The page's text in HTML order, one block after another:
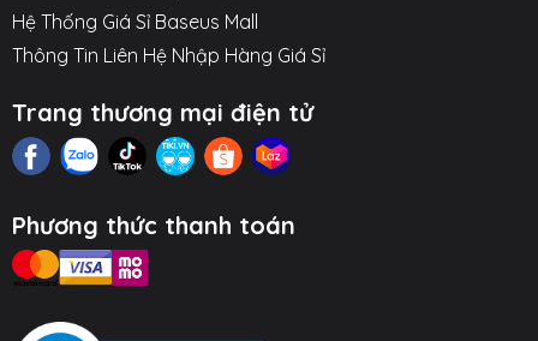
Hệ Thống Giá Sỉ Baseus Mall
Thông Tin Liên Hệ Nhập Hàng Giá Sỉ
Trang thương mại điện tử
Phương thức thanh toán